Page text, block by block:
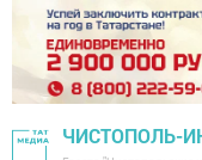
ЧИСТОПОЛЬ-